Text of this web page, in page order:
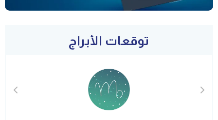
توقعات الأبراج